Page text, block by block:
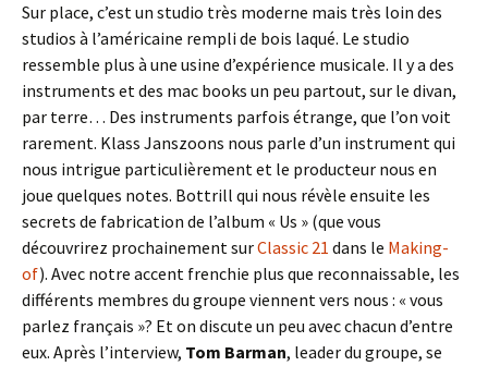
Sur place, c’est un studio très moderne mais très loin des
studios à l’américaine rempli de bois laqué. Le studio
ressemble plus à une usine d’expérience musicale. Il y a des
instruments et des mac books un peu partout, sur le divan,
par terre… Des instruments parfois étrange, que l’on voit
rarement. Klass Janszoons nous parle d’un instrument qui
nous intrigue particulièrement et le producteur nous en
joue quelques notes. Bottrill qui nous révèle ensuite les
secrets de fabrication de l’album « Us » (que vous
découvrirez prochainement surClassic 21 dans le Making-
of). Avec notre accent frenchie plus que reconnaissable, les
différents membres du groupe viennent vers nous : « vous
parlez français »? Et on discute un peu avec chacun d’entre
eux. Après l’interview, Tom Barman, leader du groupe, se